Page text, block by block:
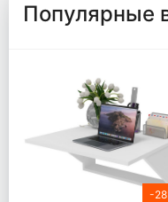
Популярные
-